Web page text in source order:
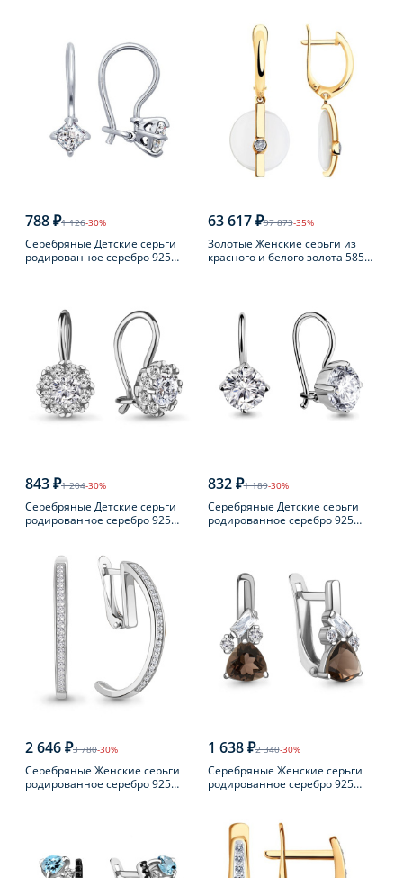
788 ₽1 126-30%
Серебряные Детские серьги
родированное серебро 925
63 617 ₽97 873-35%
Золотые Женские серьги из
красного и белого золота 585
843 ₽1 204-30%
Серебряные Детские серьги
родированное серебро 925
832 ₽1 189-30%
Серебряные Детские серьги
родированное серебро 925
2 646 ₽3 780-30%
Серебряные Женские серьги
родированное серебро 925
1 638 ₽2 340-30%
Серебряные Женские серьги
родированное серебро 925